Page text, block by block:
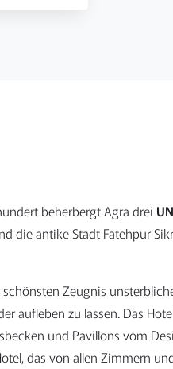
beherbergt Agra drei
die antike Stadt Fatehpur
Zeugnis
aufleben zu lassen. Das
und Pavillons vom
das von allen Zimmern